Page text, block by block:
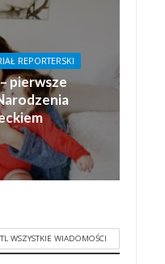
REPORTERSKI
pierwsze
WSZYSTKIE WIADOMOŚCI